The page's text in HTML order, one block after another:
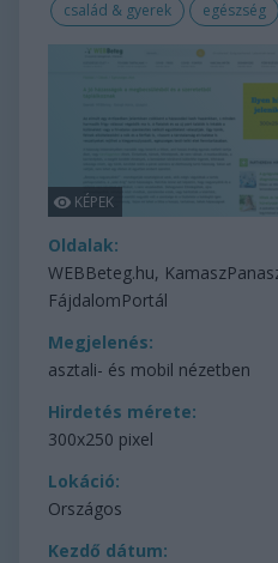
család & gyerek egészség
Oldalak:
WEBBeteg.hu,
FájdalomPortál
Megjelenés:
asztali- és mobil nézetben
Hirdetés mérete:
300x250 pixel
Lokáció:
Országos
Kezdő dátum: